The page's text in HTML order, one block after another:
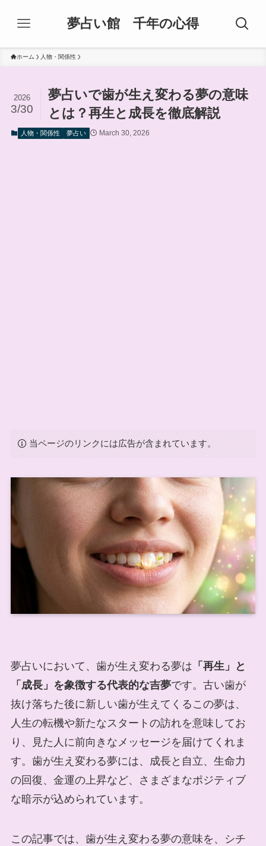
夢占い館 千年の心得
ホーム 人物・関係性
夢占いで歯が生え変わる夢の意味
とは？再生と成長を徹底解説
2026
3/30
人物・関係性 夢占い March 30, 2026
当ページのリンクには広告が含まれています。
夢占いにおいて、歯が生え変わる夢は 「再生」と
「成長」を象徴する代表的な吉夢です。古い歯が
抜け落ちた後に新しい歯が生えてくるこの夢は、
人生の転機や新たなスタートの訪れを意味してお
り、見た人に前向きなメッセージを届けてくれま
す。歯が生え変わる夢には、成長と自立、生命力
の回復、金運の上昇など、さまざまなポジティブ
な暗示が込められています。
この記事では、歯が生え変わる夢の意味を、シチ